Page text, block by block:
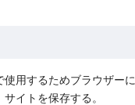
用するためブラウザーに
イトを保存する。